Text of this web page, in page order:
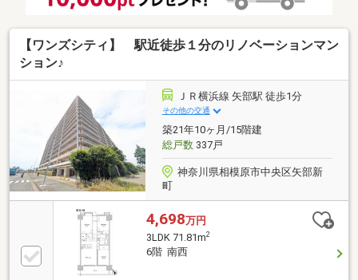
【ワンズシティ】 駅近徒歩１分のリノベーションマン
ション♪
ＪＲ横浜線 矢部駅 徒歩1分
その他の交通
築21年10ヶ月/15階建
総戸数337戸
神奈川県相模原市中央区矢部新
町
4,698万円
3LDK 71.81m2
6階 南西